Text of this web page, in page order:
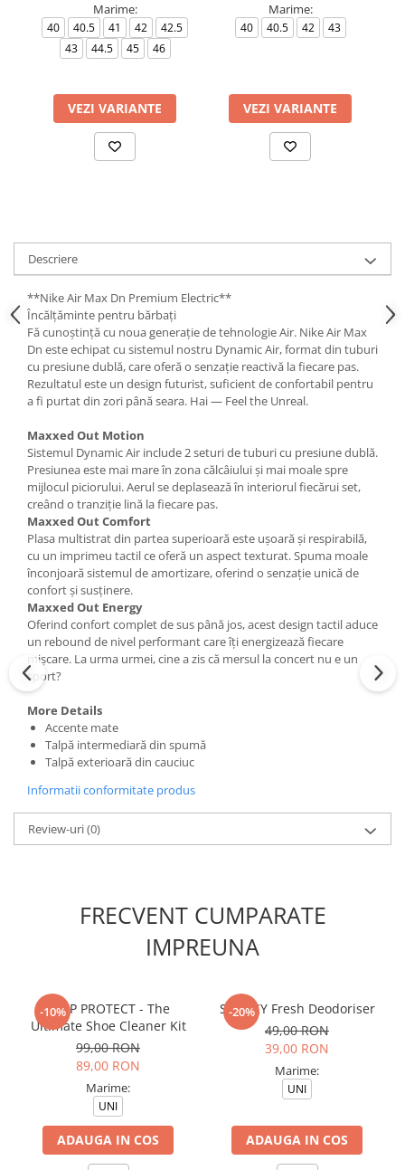
Marime:
40 40.5 41 42
42.5
43
44.5 45 46
VEZI VARIANTE
Marime:
40 40.5 42 43
VEZI VARIANTE
Descriere
**Nike Air Max Dn Premium Electric**
Încălțăminte pentru bărbați
Fă cunoștință cu noua generație de tehnologie Air. Nike Air Max
Dn este echipat cu sistemul nostru Dynamic Air, format din tuburi
cu presiune dublă, care oferă o senzație reactivă la fiecare pas.
Rezultatul este un design futurist, suficient de confortabil pentru
a fi purtat din zori până seara. Hai — Feel the Unreal.
Maxxed Out Motion
Sistemul Dynamic Air include 2 seturi de tuburi cu presiune dublă.
Presiunea este mai mare în zona călcâiului și mai moale spre
mijlocul piciorului. Aerul se deplasează în interiorul fiecărui set,
creând o tranziție lină la fiecare pas.
Maxxed Out Comfort
Plasa multistrat din partea superioară este ușoară și respirabilă,
cu un imprimeu tactil ce oferă un aspect texturat. Spuma moale
înconjoară sistemul de amortizare, oferind o senzație unică de
confort și susținere.
Maxxed Out Energy
Oferind confort complet de sus până jos, acest design tactil aduce
un rebound de nivel performant care îți energizează fiecare
mișcare. La urma urmei, cine a zis că mersul la concert nu e un
sport?
More Details
Accente mate
Talpă intermediară din spumă
Talpă exterioară din cauciuc
Informatii conformitate produs
Review-uri(0)
FRECVENT CUMPARATE
IMPREUNA
-10%
CREP PROTECT - The
Ultimate Shoe Cleaner Kit
99,00 RON
89,00 RON
Marime:
UNI
ADAUGA IN COS
-20%
SNEAKY Fresh Deodoriser
49,00 RON
39,00 RON
Marime:
UNI
ADAUGA IN COS